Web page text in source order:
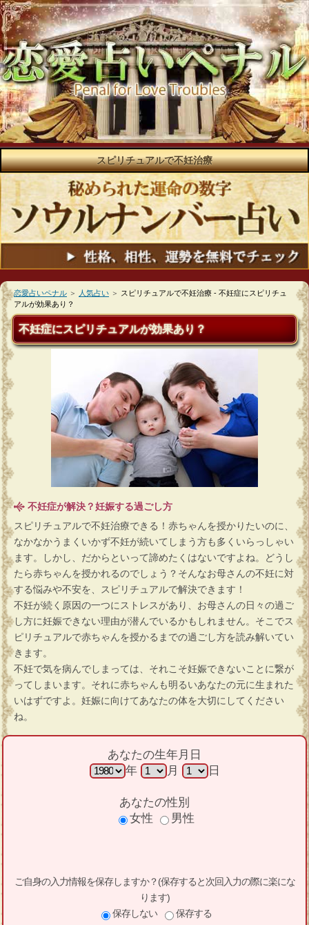
スピリチュアルで不妊治療
恋愛占いペナル ＞ 人気占い ＞ スピリチュアルで不妊治療 - 不妊症にスピリチュ
アルが効果あり？
不妊症にスピリチュアルが効果あり？
不妊症が解決？妊娠する過ごし方
スピリチュアルで不妊治療できる！赤ちゃんを授かりたいのに、
なかなかうまくいかず不妊が続いてしまう方も多くいらっしゃい
ます。しかし、だからといって諦めたくはないですよね。どうし
たら赤ちゃんを授かれるのでしょう？そんなお母さんの不妊に対
する悩みや不安を、スピリチュアルで解決できます！
不妊が続く原因の一つにストレスがあり、お母さんの日々の過ご
し方に妊娠できない理由が潜んでいるかもしれません。そこでス
ピリチュアルで赤ちゃんを授かるまでの過ごし方を読み解いてい
きます。
不妊で気を病んでしまっては、それこそ妊娠できないことに繋が
ってしまいます。それに赤ちゃんも明るいあなたの元に生まれた
いはずですよ。妊娠に向けてあなたの体を大切にしてください
ね。
あなたの生年月日
年
月 日
あなたの性別
女性
男性
ご自身の入力情報を保存しますか？(保存すると次回入力の際に楽にな
ります)
保存しない
保存する